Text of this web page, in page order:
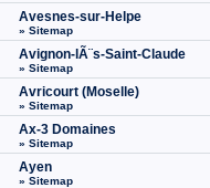
Avesnes-sur-Helpe
» Sitemap
Avignon-lÃ¨s-Saint-Claude
» Sitemap
Avricourt (Moselle)
» Sitemap
Ax-3 Domaines
» Sitemap
Ayen
» Sitemap